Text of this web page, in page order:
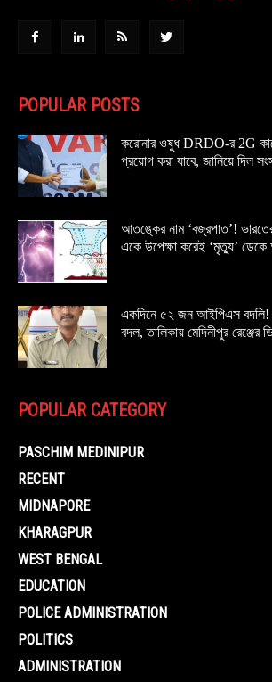
POPULAR POSTS
করোনার ওষুধ DRDO-র 2G
প্রয়োগ করা যাবে, জানিয়ে দিল
আতঙ্কের নাম ‘বজ্রপাত’!
একে উপেক্ষা করেই ‘মৃত্যু’ ডেকে
একদিনে ৫২ জন আইপিএস বদলি!
বদল, তালিকায় মেদিনীপুর রেঞ্জের
POPULAR CATEGORY
PASCHIM MEDINIPUR
RECENT
MIDNAPORE
KHARAGPUR
WEST BENGAL
EDUCATION
POLICE ADMINISTRATION
POLITICS
ADMINISTRATION